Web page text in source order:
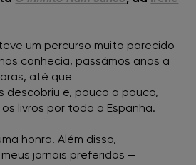
um percurso muito parecido
conhecia, passámos anos a
até que
descobriu e, pouco a pouco,
livros por toda a Espanha.
honra. Além disso,
jornais preferidos —